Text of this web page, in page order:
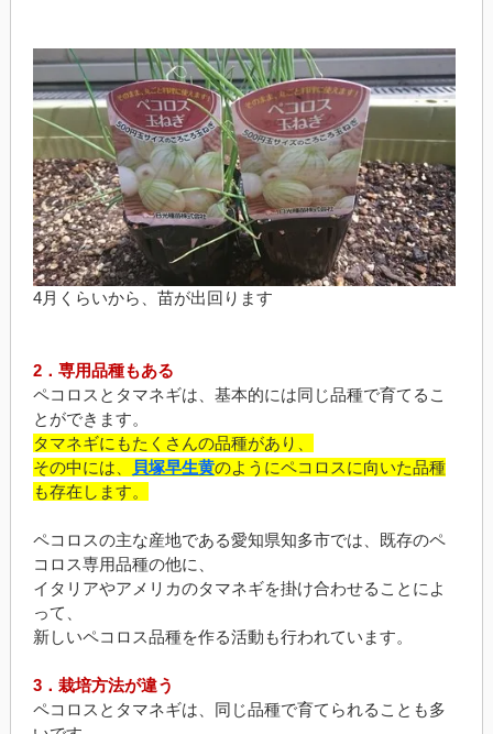
4月くらいから、苗が出回ります
2．専用品種もある
ペコロスとタマネギは、基本的には同じ品種で育てるこ
とができます。
タマネギにもたくさんの品種があり、
その中には、
貝塚早生黄のようにペコロスに向いた品種
も存在します。
ペコロスの主な産地である愛知県知多市では、既存のペ
コロス専用品種の他に、
イタリアやアメリカのタマネギを掛け合わせることによ
って、
新しいペコロス品種を作る活動も行われています。
3．栽培方法が違う
ペコロスとタマネギは、同じ品種で育てられることも多